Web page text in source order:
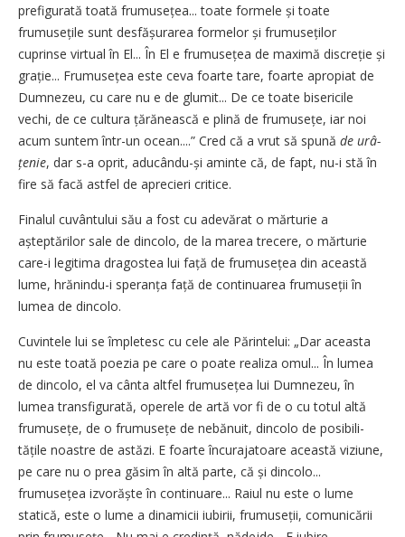
prefigurată toată fru­musețea... toate formele și toate
frumusețile sunt desfășurarea formelor și frumuseților
cuprinse virtual în El... În El e frumusețea de ma­ximă discreție și
grație... Fru­musețea este ceva foarte tare, foarte apropiat de
Dumnezeu, cu care nu e de glumit... De ce toate bisericile
vechi, de ce cultura țără­nească e plină de frumusețe, iar noi
acum suntem într-un ocean....” Cred că a vrut să spună de urâ­
țenie, dar s-a oprit, aducându-și aminte că, de fapt, nu-i stă în
fire să facă astfel de aprecieri critice.
Finalul cuvântului său a fost cu adevărat o mărturie a
așteptărilor sale de dincolo, de la marea trecere, o mărturie
care-i legitima dragostea lui față de frumusețea din această
lume, hrănindu-i speranța față de continuarea frumuseții în
lumea de dincolo.
Cuvintele lui se împletesc cu cele ale Părintelui: „Dar aceasta
nu este toată poezia pe care o poate realiza omul... În lumea
de dincolo, el va cânta altfel frumusețea lui Dumnezeu, în
lumea transfigurată, operele de artă vor fi de o cu totul altă
frumusețe, de o frumu­sețe de nebănuit, dincolo de posibi­li­
tățile noastre de astăzi. E foarte încurajatoare această viziune,
pe care nu o prea găsim în altă parte, că și dincolo...
frumusețea izvorăș­te în continuare... Raiul nu este o lume
statică, este o lume a dinami­cii iubirii, frumuseții, comunicării